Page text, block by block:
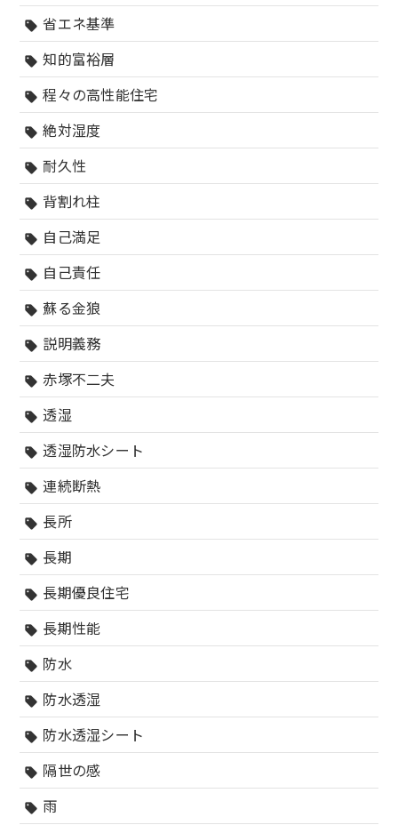
sell 省エネ基準
sell 知的富裕層
sell 程々の高性能住宅
sell 絶対湿度
sell 耐久性
sell 背割れ柱
sell 自己満足
sell 自己責任
sell 蘇る金狼
sell 説明義務
sell 赤塚不二夫
sell 透湿
sell 透湿防水シート
sell 連続断熱
sell 長所
sell 長期
sell 長期優良住宅
sell 長期性能
sell 防水
sell 防水透湿
sell 防水透湿シート
sell 隔世の感
sell 雨